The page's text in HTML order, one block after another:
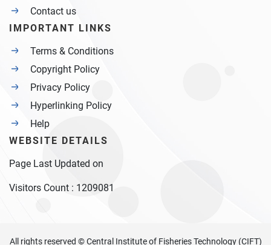
Contact us
IMPORTANT LINKS
Terms & Conditions
Copyright Policy
Privacy Policy
Hyperlinking Policy
Help
WEBSITE DETAILS
Page Last Updated on
Visitors Count : 1209081
All rights reserved © Central Institute of Fisheries Technology (CIFT)